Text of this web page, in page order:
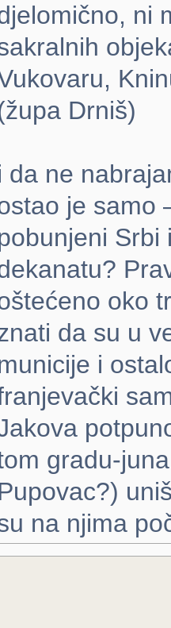
ni
Drniš)
da ne
je samo
Srbi
oko
da su u
i
gradu-
na njima